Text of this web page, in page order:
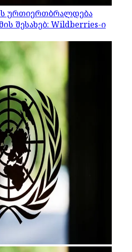
ურთიერთბრალდება
შესახებ: Wildberries-ი